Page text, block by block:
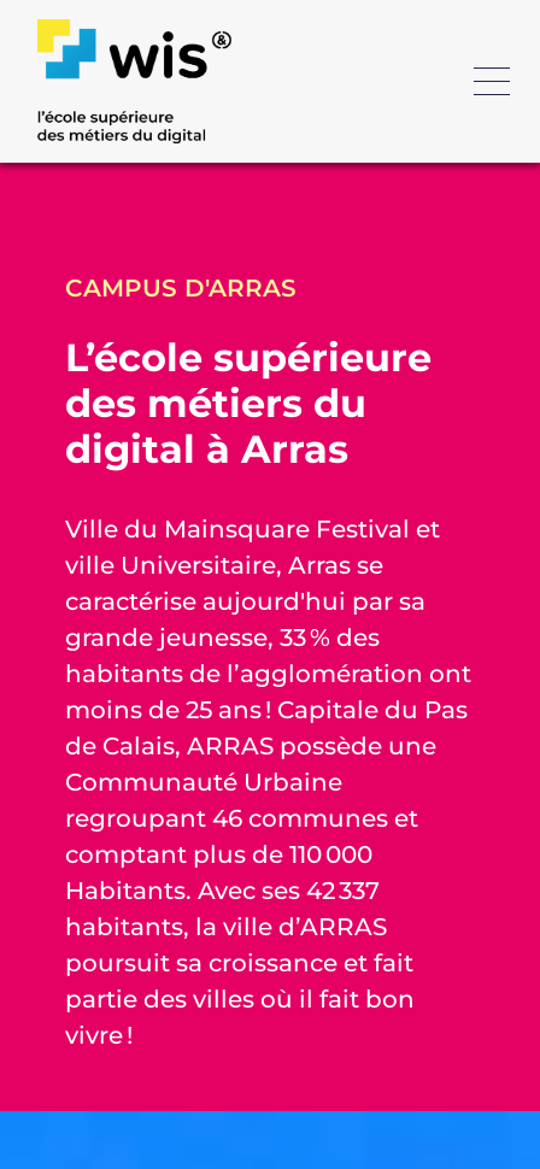
CAMPUS D'ARRAS
L’école supérieure
des métiers du
digital à Arras
Ville du Mainsquare Festival et
ville Universitaire, Arras se
caractérise aujourd'hui par sa
grande jeunesse, 33 % des
habitants de l’agglomération ont
moins de 25 ans ! Capitale du Pas
de Calais, ARRAS possède une
Communauté Urbaine
regroupant 46 communes et
comptant plus de 110 000
Habitants. Avec ses 42 337
habitants, la ville d’ARRAS
poursuit sa croissance et fait
partie des villes où il fait bon
vivre !